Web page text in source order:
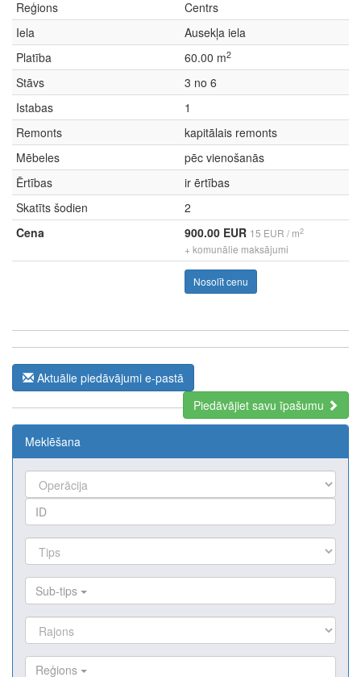
Reģions
Centrs
Iela
Ausekļa iela
Platība
60.00 m2
Stāvs
3 no 6
Istabas
1
Remonts
kapitālais remonts
Mēbeles
pēc vienošanās
Ērtības
ir ērtības
Skatīts šodien
2
Cena
900.00 EUR 15 EUR / m2
+ komunālie maksājumi
Nosolīt cenu
Aktuālie piedāvājumi e-pastā
Piedāvājiet savu īpašumu
Meklēšana
Sub-tips
Reģions